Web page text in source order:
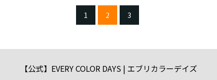
1 2 3
【公式】EVERY COLOR DAYS | エブリカラーデイズ